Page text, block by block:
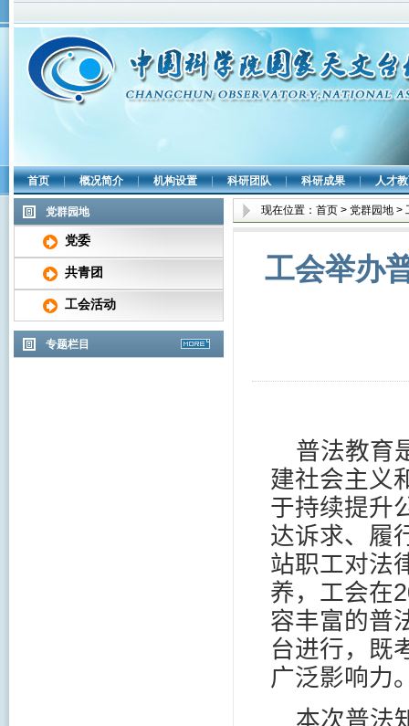
首页 | 概况简介 | 机构设置 | 科研团队 | 科研成果 | 人才
党群园地
党委
共青团
工会活动
专题栏目
现在位置： 首页 > 党群园地 >
工会举办
普法教育
建社会主义
于持续提升
达诉求、履
站职工对法
养，工会在
容丰富的普
台进行，既
广泛影响力
本次普法